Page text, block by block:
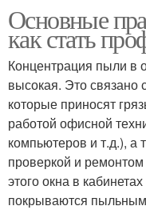
Основные
как стать
Концентрация пыли в
высокая. Это связано
которые приносят
работой офисной
компьютеров и т.д.), а
проверкой и
этого окна в
покрываются